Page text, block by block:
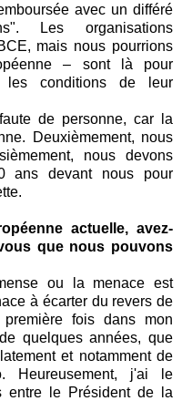
avec un différé
". Les organisations
mais nous pourrions
– sont là pour
les conditions de leur
de personne, car la
Deuxièmement, nous
nous devons
ans devant nous pour
actuelle, avez-
que nous pouvons
ou la menace est
à écarter du revers de
fois dans mon
quelques années, que
et notamment de
Heureusement, j'ai le
entre le Président de la